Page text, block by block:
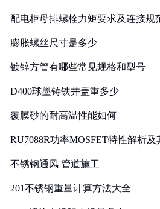
配电柜母排螺栓力矩要求及连接规
膨胀螺丝尺寸是多少
镀锌方管有哪些常见规格和型号
D400球墨铸铁井盖重多少
覆膜砂的耐高温性能如何
RU7088R功率MOSFET特性解析
不锈钢通风 管道施工
201不锈钢重量计算方法大全